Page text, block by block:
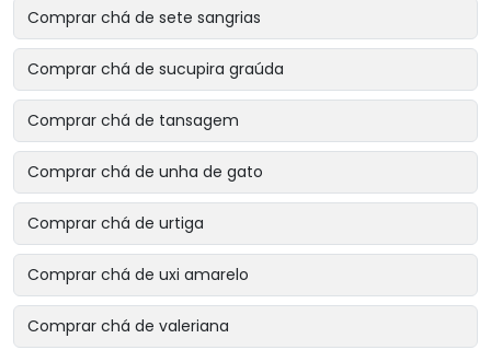
Comprar chá de sete sangrias
Comprar chá de sucupira graúda
Comprar chá de tansagem
Comprar chá de unha de gato
Comprar chá de urtiga
Comprar chá de uxi amarelo
Comprar chá de valeriana